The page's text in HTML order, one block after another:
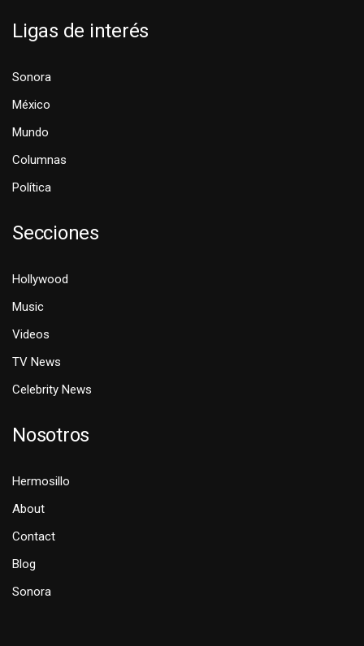
Ligas de interés
Sonora
México
Mundo
Columnas
Política
Secciones
Hollywood
Music
Videos
TV News
Celebrity News
Nosotros
Hermosillo
About
Contact
Blog
Sonora